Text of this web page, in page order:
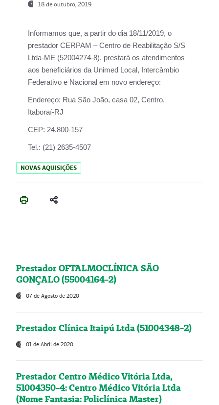
18 de outubro, 2019
Informamos que, a partir do dia 18/11/2019, o
prestador CERPAM – Centro de Reabilitação S/S
Ltda-ME (52004274-8), prestará os atendimentos
aos beneficiários da Unimed Local, Intercâmbio
Federativo e Nacional em novo endereço:
Endereço: Rua São João, casa 02, Centro,
Itaboraí-RJ
CEP: 24.800-157
Tel.: (21) 2635-4507
NOVAS AQUISIÇÕES
Prestador OFTALMOCLÍNICA SÃO
GONÇALO (55004164-2)
07 de Agosto de 2020
Prestador Clínica Itaipú Ltda (51004348-2)
01 de Abril de 2020
Prestador Centro Médico Vitória Ltda,
51004350-4: Centro Médico Vitória Ltda
(Nome Fantasia: Policlínica Master)